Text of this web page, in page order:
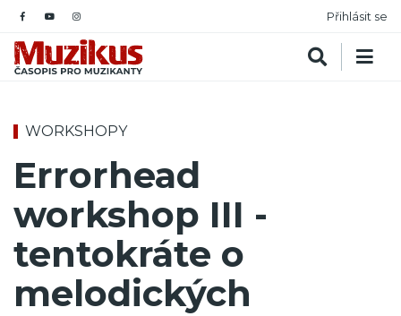
Přihlásit se
WORKSHOPY
Errorhead
workshop III -
tentokráte o
melodických